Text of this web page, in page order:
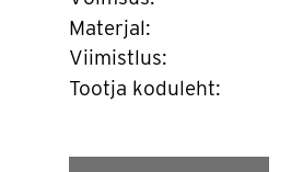
Materjal:
Viimistlus:
Tootja koduleht: